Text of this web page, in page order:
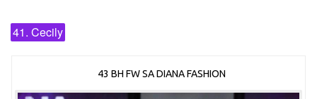
41. Cecily
43 BH FW SA DIANA FASHION